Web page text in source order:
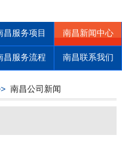
昌服务项目 南昌新闻中心
昌服务流程 南昌联系我们
南昌公司新闻